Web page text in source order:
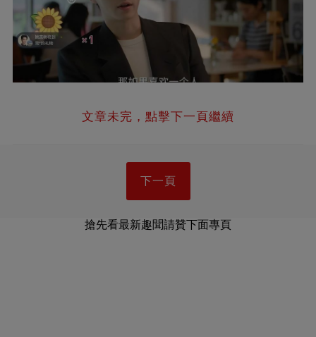
文章未完，點擊下一頁繼續
下一頁
搶先看最新趣聞請贊下面專頁